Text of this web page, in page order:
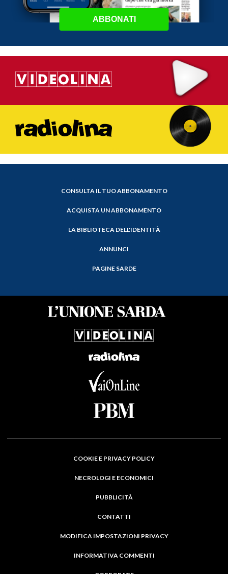
ABBONATI
CONSULTA IL TUO ABBONAMENTO
ACQUISTA UN ABBONAMENTO
LA BIBLIOTECA DELL'IDENTITÀ
ANNUNCI
PAGINE SARDE
COOKIE E PRIVACY POLICY
NECROLOGI E ECONOMICI
PUBBLICITÀ
CONTATTI
MODIFICA IMPOSTAZIONI PRIVACY
INFORMATIVA COMMENTI